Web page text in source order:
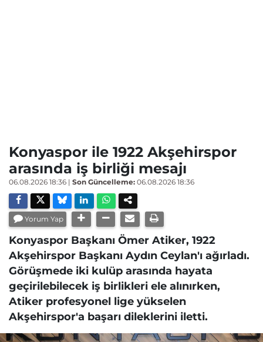
Konyaspor ile 1922 Akşehirspor
arasında iş birliği mesajı
06.08.2026 18:36 | Son Güncelleme: 06.08.2026 18:36
Yorum Yap
Konyaspor Başkanı Ömer Atiker, 1922
Akşehirspor Başkanı Aydın Ceylan'ı ağırladı.
Görüşmede iki kulüp arasında hayata
geçirilebilecek iş birlikleri ele alınırken,
Atiker profesyonel lige yükselen
Akşehirspor'a başarı dileklerini iletti.